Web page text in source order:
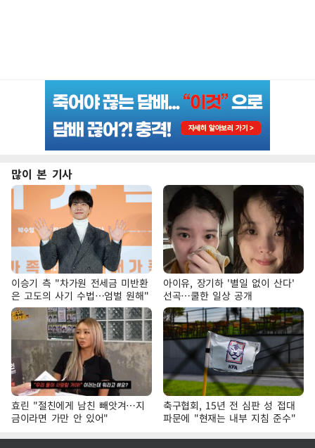
많이 본 기사
이승기 측 "차가원 전세금 미반환
은 고도의 사기 수법…엄벌 원해"
아이유, 장기하 '별일 없이 산다'
선곡…쿨한 일상 공개
효린 "절친에게 남친 빼앗겨…지
금이라면 가만 안 있어"
축구협회, 15년 전 심판 성 접대
파문에 "현재는 내부 지침 준수"